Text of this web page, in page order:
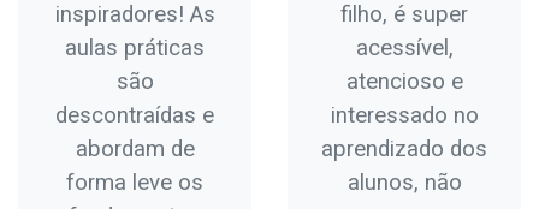
inspiradores! As
aulas práticas
são
descontraídas e
abordam de
forma leve os
filho, é super
acessível,
atencioso e
interessado no
aprendizado dos
alunos, não